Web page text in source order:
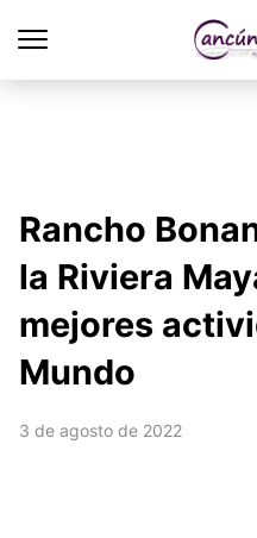
Rancho
la Riviera
mejores
Mundo
3 de agosto de 2022